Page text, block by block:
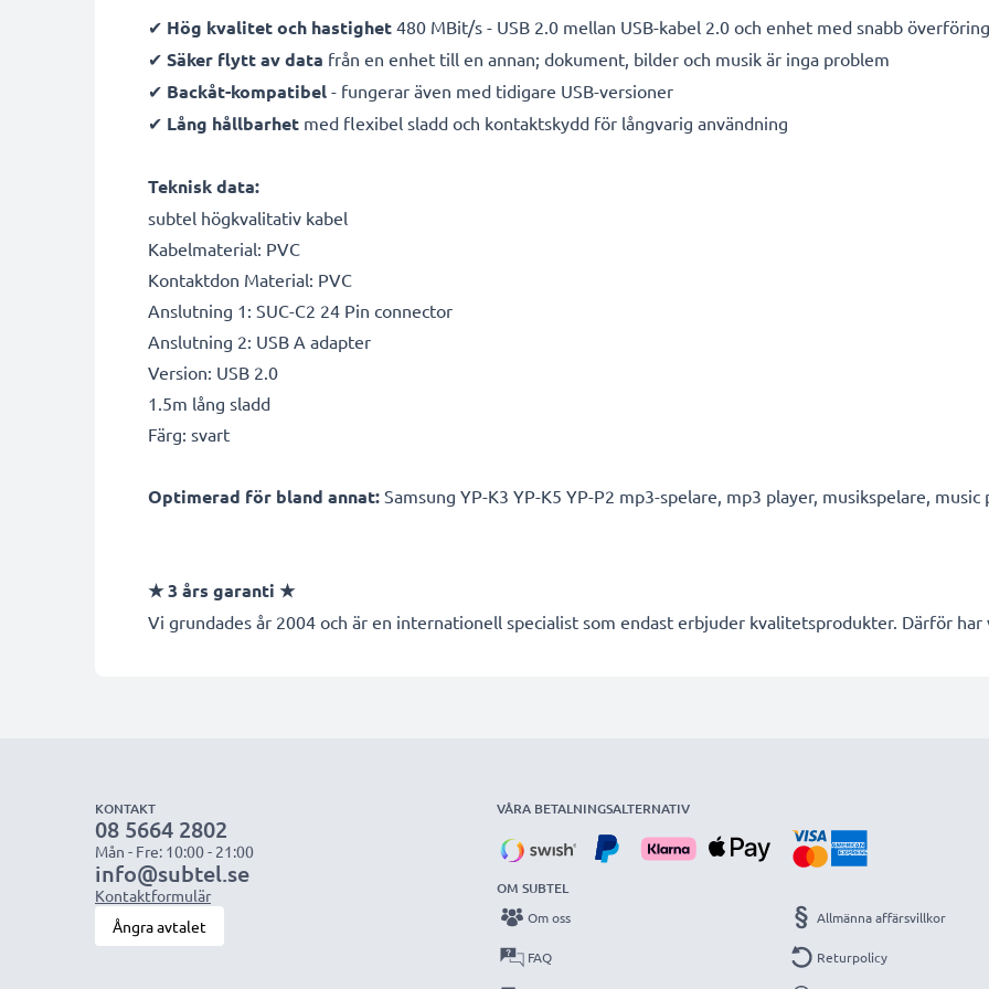
✔ Hög kvalitet och hastighet 480 MBit/s - USB 2.0 mellan USB-kabel 2.0 och enhet med snabb överföring
✔ Säker flytt av data från en enhet till en annan; dokument, bilder och musik är inga problem
✔ Backåt-kompatibel - fungerar även med tidigare USB-versioner
✔ Lång hållbarhet med flexibel sladd och kontaktskydd för långvarig användning
Teknisk data:
subtel högkvalitativ kabel
Kabelmaterial: PVC
Kontaktdon Material: PVC
Anslutning 1: SUC-C2 24 Pin connector
Anslutning 2: USB A adapter
Version: USB 2.0
1.5m lång sladd
Färg: svart
Optimerad för bland annat: Samsung YP-K3 YP-K5 YP-P2 mp3-spelare, mp3 player, musikspelare,
★3 års garanti ★
Vi grundades år 2004 och är en internationell specialist som endast erbjuder kvalitetsprodukter. Därför har
KONTAKT
08 5664 2802
Mån - Fre: 10:00 - 21:00
info@subtel.se
Kontaktformulär
Ångra avtalet
VÅRA BETALNINGSALTERNATIV
OM SUBTEL
Om oss
FAQ
Allmänna affärsvillkor
Returpolicy